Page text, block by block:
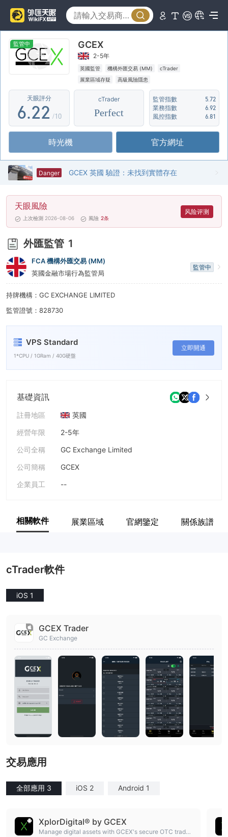
監管中 GCEX
2-5年
英國監管 機構外匯交易 (MM)
cTrader
展業區域存疑
高級風險隱患
天眼評分
1
2
3
4
5
6
7
8
9
.
0
1
2
3
4
5
6
7
8
9
0
1
2
3
4
5
6
7
8
9
/10
cTrader
Perfect
監管指數
5.72
業務指數
6.92
風控指數
6.81
時光機 官方網址
Danger GCEX 英國 驗證：未找到實體存在
天眼風險
上次檢測 2026-08-06 風險 2条
风险评测
外匯監管 1
FCA 機構外匯交易 (MM)
英國金融市場行為監管局
監管中
持牌機構：GC EXCHANGE LIMITED
監管證號：828730
VPS Standard
1*CPU / 1GRam / 40G硬盤
立即開通
基礎資訊
註冊地區
英國
經營年限
2-5年
公司全稱
GC Exchange Limited
公司簡稱
GCEX
企業員工
--
相關軟件 展業區域 官網鑒定 關係族譜
cTrader軟件
iOS 1
GCEX Trader
GC Exchange
交易應用
全部應用 3 iOS 2 Android 1
XplorDigital® by GCEX
Manage digital assets with GCEX's secure OTC tradin